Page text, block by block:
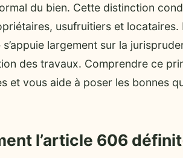
du bien. Cette distinction
usufruitiers et
largement sur la
des travaux. Comprendre ce
et vous aide à poser les bonnes
l’article 606